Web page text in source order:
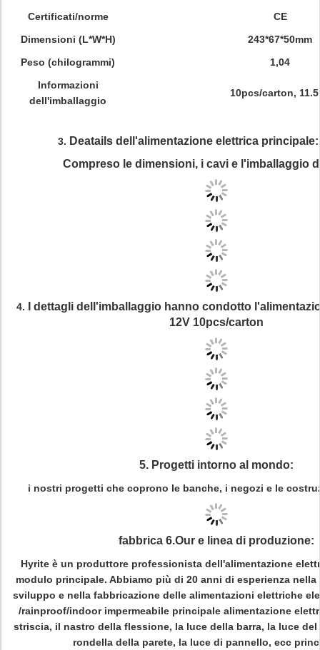
Certificati/norme
CE
Dimensioni (L*W*H)
243*67*50mm
Peso (chilogrammi)
1,04
Informazioni
dell'imballaggio
10pcs/carton,
3. Deatails dell'alimentazione elettrica principale:
Compreso le dimensioni, i cavi e l'imballaggio
4. I dettagli dell'imballaggio hanno condotto
12V 10pcs/carton
5. Progetti intorno al mondo:
i nostri progetti che coprono le banche, i negozi e le
fabbrica 6.Our e linea di produzione:
Hyrite è un produttore professionista dell'alimentazione
modulo principale. Abbiamo più di 20 anni di esperienza
sviluppo e nella fabbricazione delle alimentazioni elettriche
/rainproof/indoor impermeabile principale alimentazione
striscia, il nastro della flessione, la luce della barra, la luce
rondella della parete, la luce di pannello, ecc